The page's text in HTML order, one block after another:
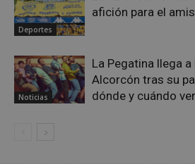
Deportes
afición para el
Noticias
La Pegatina llega
Alcorcón tras su
dónde y cuándo
sp_landing